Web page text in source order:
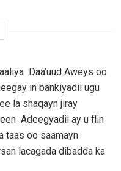
Daa’uud Aweys oo
in bankiyadii ugu
la shaqayn jiray
Adeegyadii ay u flin
taas oo saamayn
lacagada dibadda ka